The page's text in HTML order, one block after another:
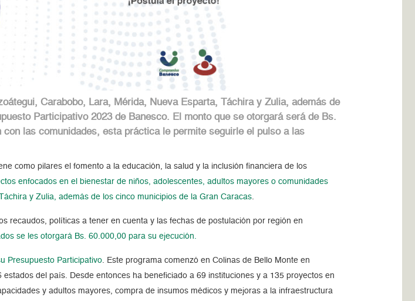
Carabobo, Lara, Mérida, Nueva Esparta, Táchira y Zulia, además de
Participativo 2023 de Banesco. El monto que se otorgará será de Bs.
las comunidades, esta práctica le permite seguirle el pulso a las
como pilares el fomento a la educación, la salud y la inclusión financiera de los
enfocados en el bienestar de niños, adolescentes, adultos mayores o comunidades
y Zulia, además de los cinco municipios de la Gran Caracas
recaudos, políticas a tener en cuenta y las fechas de postulación por región en
se les otorgará Bs. 60.000,00 para su ejecución.
Presupuesto Participativo . Este programa comenzó en Colinas de Bello Monte en
del país. Desde entonces ha beneficiado a 69 instituciones y a 135 proyectos en
y adultos mayores, compra de insumos médicos y mejoras a la infraestructura